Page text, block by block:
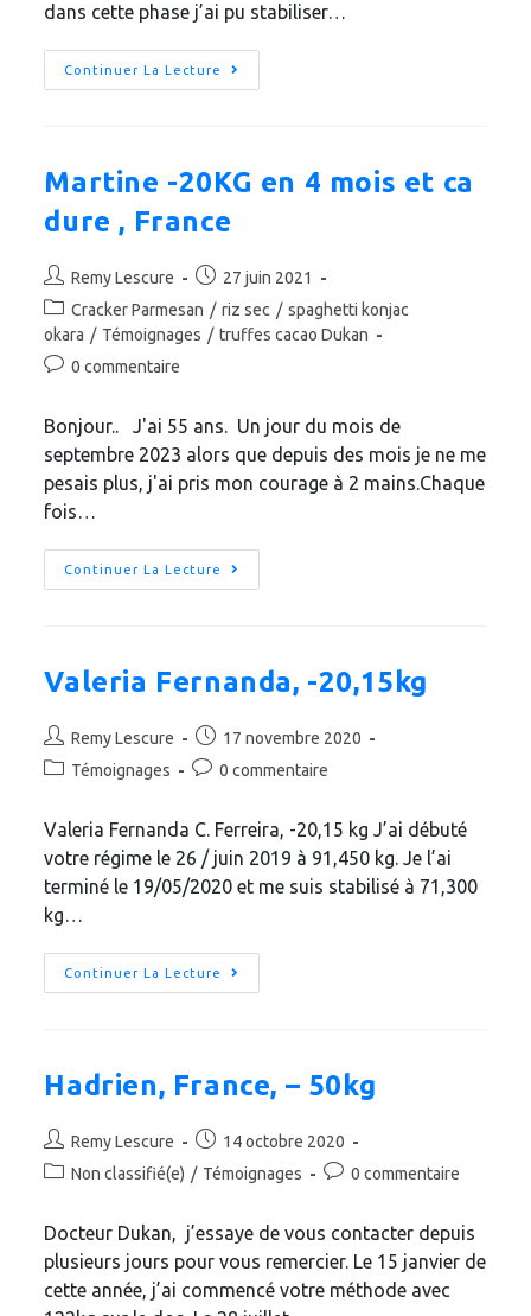
dans cette phase j’ai pu stabiliser…
Continuer La Lecture
Martine -20KG en 4 mois et ca
dure , France
Remy Lescure
27 juin 2021
Cracker Parmesan / riz sec / spaghetti konjac
okara / Témoignages / truffes cacao Dukan
0 commentaire
Bonjour.. J'ai 55 ans. Un jour du mois de
septembre 2023 alors que depuis des mois je ne me
pesais plus, j'ai pris mon courage à 2 mains.Chaque
fois…
Continuer La Lecture
Valeria Fernanda, -20,15kg
Remy Lescure
17 novembre 2020
Témoignages
0 commentaire
Valeria Fernanda C. Ferreira, -20,15 kg J’ai débuté
votre régime le 26 / juin 2019 à 91,450 kg. Je l’ai
terminé le 19/05/2020 et me suis stabilisé à 71,300
kg…
Continuer La Lecture
Hadrien, France, – 50kg
Remy Lescure
14 octobre 2020
Non classifié(e) / Témoignages 0 commentaire
Docteur Dukan, j’essaye de vous contacter depuis
plusieurs jours pour vous remercier. Le 15 janvier de
cette année, j’ai commencé votre méthode avec